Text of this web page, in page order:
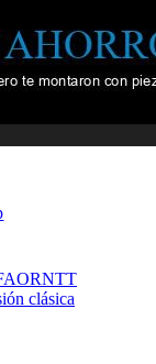
AORNTT
clásica